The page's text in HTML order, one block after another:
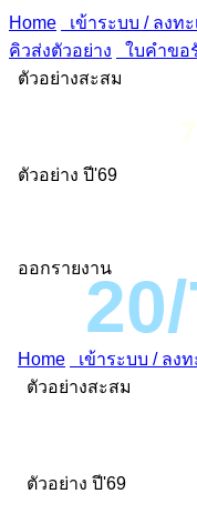
Home เข้าระบบ / ลงท
คิวส่งตัวอย่าง
ใบคำขอ
ตัวอย่างสะสม
ตัวอย่าง ปี'69
ออกรายงาน